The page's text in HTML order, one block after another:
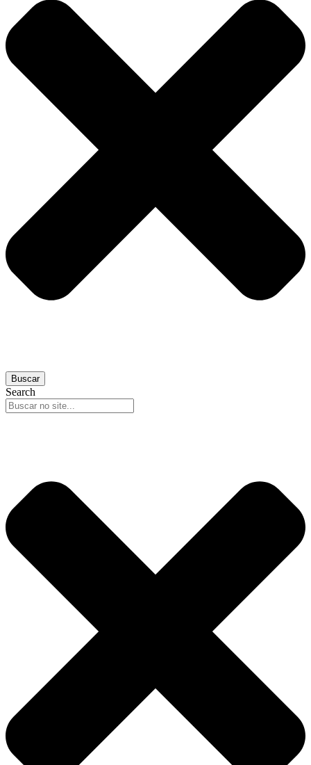
Buscar
Search